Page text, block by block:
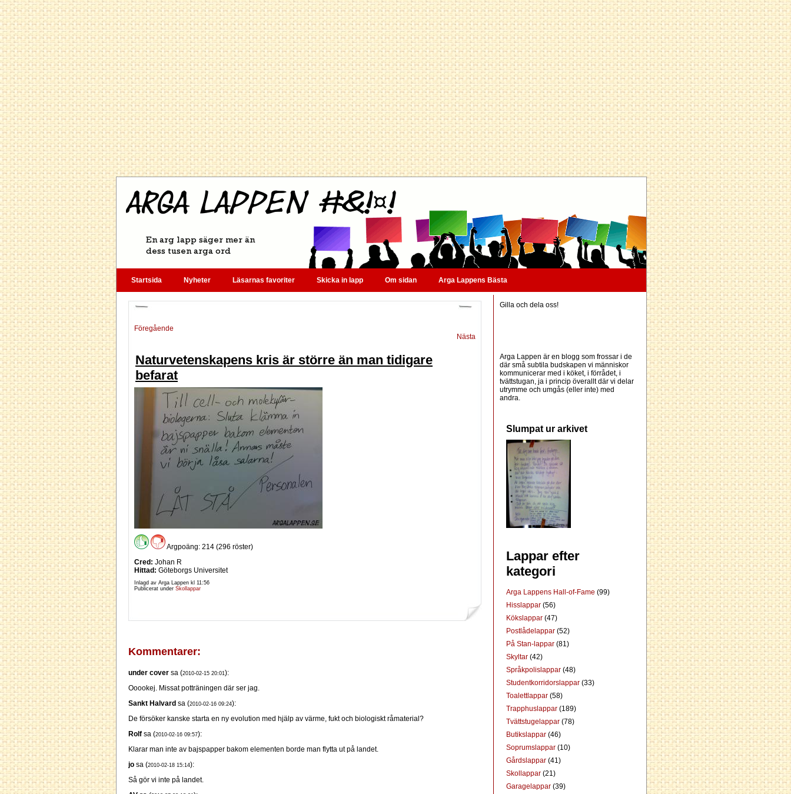
Startsida Nyheter Läsarnas favoriter Skicka in lapp Om sidan Arga Lappens Bästa
Föregående
Nästa
Naturvetenskapens kris är större än man tidigare
befarat
Argpoäng: 214 (296 röster)
Cred: Johan R
Hittad: Göteborgs Universitet
Inlagd av Arga Lappen kl 11:56
Publicerat under Skollappar
Kommentarer:
under cover sa (2010-02-15 20:01):
Ooookej. Missat potträningen där ser jag.
Sankt Halvard sa (2010-02-16 09:24):
De försöker kanske starta en ny evolution med hjälp av värme, fukt och biologiskt råmaterial?
Rolf sa (2010-02-16 09:57):
Klarar man inte av bajspapper bakom elementen borde man flytta ut på landet.
jo sa (2010-02-18 15:14):
Så gör vi inte på landet.
Gilla och dela oss!
Arga Lappen är en blogg som frossar i de
där små subtila budskapen vi människor
kommunicerar med i köket, i förrådet, i
tvättstugan, ja i princip överallt där vi delar
utrymme och umgås (eller inte) med
andra.
Slumpat ur arkivet
Lappar efter
kategori
Arga Lappens Hall-of-Fame (99)
Hisslappar (56)
Kökslappar (47)
Postlådelappar (52)
På Stan-lappar (81)
Skyltar (42)
Språkpolislappar (48)
Studentkorridorslappar (33)
Toalettlappar (58)
Trapphuslappar (189)
Tvättstugelappar (78)
Butikslappar (46)
Soprumslappar (10)
Gårdslappar (41)
Skollappar (21)
Garagelappar (39)